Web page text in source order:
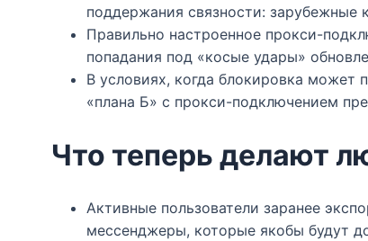
поддержания связности: зарубежные
Правильно настроенное прокси-
попадания под «косые удары»
В условиях, когда блокировка может
«плана Б» с прокси-подключением
Что теперь делают
Активные пользователи заранее
мессенджеры, которые якобы будут